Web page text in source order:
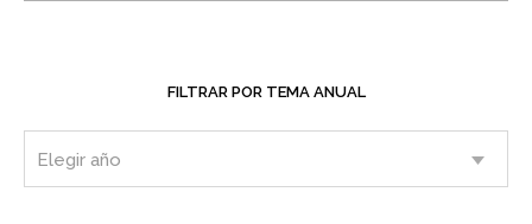
FILTRAR POR TEMA ANUAL